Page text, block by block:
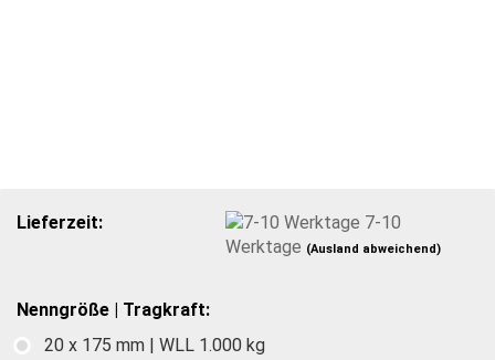
Lieferzeit:
7-10
Werktage (Ausland abweichend)
Nenngröße | Tragkraft:
20 x 175 mm | WLL 1.000 kg